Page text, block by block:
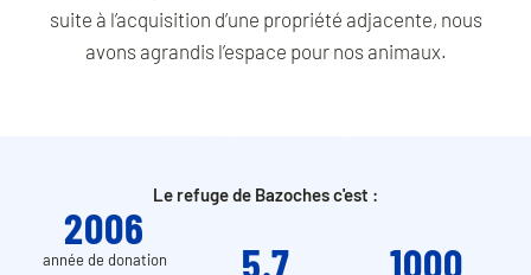
suite à l’acquisition d’une propriété adjacente, nous
avons agrandis l’espace pour nos animaux.
Le refuge de Bazoches c'est :
année de donation
2006
5.7 1000